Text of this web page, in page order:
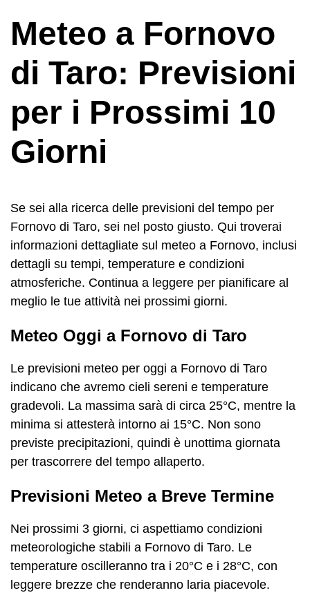
Meteo a Fornovo
di Taro: Previsioni
per i Prossimi 10
Giorni
Se sei alla ricerca delle previsioni del tempo per
Fornovo di Taro, sei nel posto giusto. Qui troverai
informazioni dettagliate sul meteo a Fornovo, inclusi
dettagli su tempi, temperature e condizioni
atmosferiche. Continua a leggere per pianificare al
meglio le tue attività nei prossimi giorni.
Meteo Oggi a Fornovo di Taro
Le previsioni meteo per oggi a Fornovo di Taro
indicano che avremo cieli sereni e temperature
gradevoli. La massima sarà di circa 25°C, mentre la
minima si attesterà intorno ai 15°C. Non sono
previste precipitazioni, quindi è unottima giornata
per trascorrere del tempo allaperto.
Previsioni Meteo a Breve Termine
Nei prossimi 3 giorni, ci aspettiamo condizioni
meteorologiche stabili a Fornovo di Taro. Le
temperature oscilleranno tra i 20°C e i 28°C, con
leggere brezze che renderanno laria piacevole.